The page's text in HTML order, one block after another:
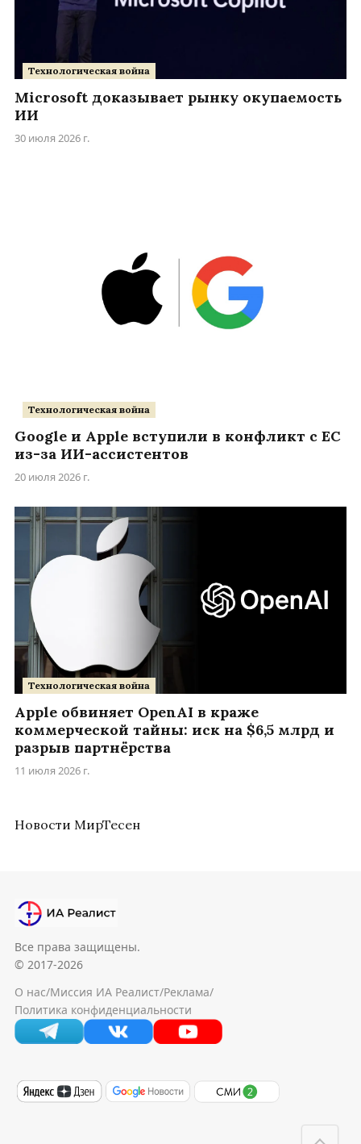
Технологическая война
Microsoft доказывает рынку окупаемость
ИИ
30 июля 2026 г.
Технологическая война
Google и Apple вступили в конфликт с ЕС
из-за ИИ-ассистентов
20 июля 2026 г.
Технологическая война
Apple обвиняет OpenAI в краже
коммерческой тайны: иск на $6,5 млрд и
разрыв партнёрства
11 июля 2026 г.
Новости МирТесен
Все права защищены.
© 2017-2026
О нас/Миссия ИА Реалист/Реклама/
Политика конфиденциальности